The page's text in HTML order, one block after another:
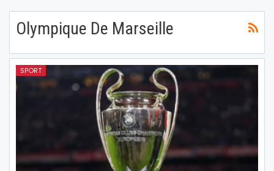
Olympique De Marseille
SPORT